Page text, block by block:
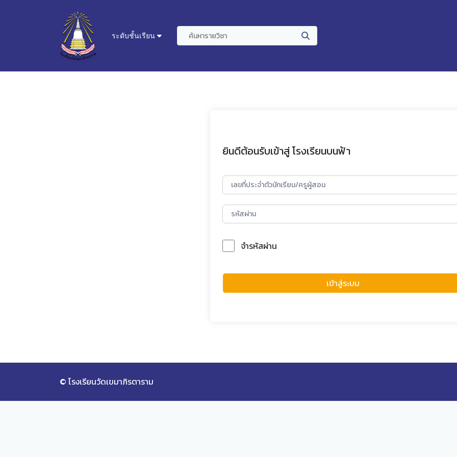
ระดับชั้นเรียน
ยินดีต้อนรับเข้าสู่ โรงเรียนบนฟ้า
จำรหัสผ่าน
เข้าสู่ระบบ
© โรงเรียนวัดเขมาภิรตาราม